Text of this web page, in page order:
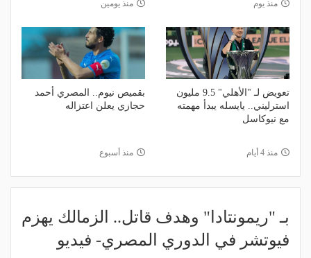
منذ يوم منذ يومين
تعويض لـ "الأهلي" 9.5 مليون
استرليني.. يايسله يبدأ مهمته
مع نيوكاسل
منذ 4 أيام
بقميص نيوم.. المصري أحمد
حجازي يعلن اعتزاله
منذ أسبوع
بـ "ريمونتادا" وهدف قاتل.. الزمالك يهزم
فيوتشر في الدوري المصري- فيديو